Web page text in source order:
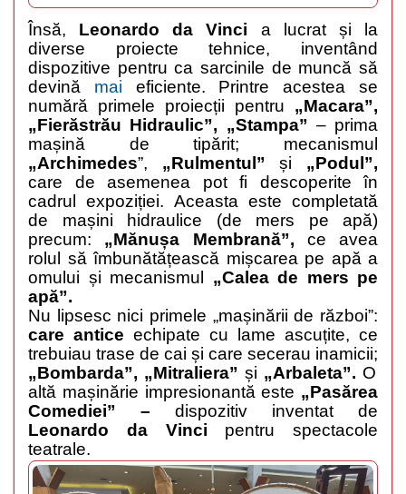
Însă, Leonardo da Vinci a lucrat și la
diverse proiecte tehnice, inventând
dispozitive pentru ca sarcinile de muncă să
devină mai eficiente. Printre acestea se
numără primele proiecții pentru „Macara”,
„Fierăstrău Hidraulic”, „Stampa” – prima
mașină de tipărit; mecanismul
„Archimedes”, „Rulmentul”și „Podul”,
care de asemenea pot fi descoperite în
cadrul expoziției. Aceasta este completată
de mașini hidraulice (de mers pe apă)
precum: „Mănușa Membrană”, ce avea
rolul să îmbunătățească mișcarea pe apă a
omului și mecanismul „Calea de mers pe
apă”.
Nu lipsesc nici primele „mașinării de război”:
care antice echipate cu lame ascuțite, ce
trebuiau trase de cai și care secerau inamicii;
„Bombarda”, „Mitraliera” și „Arbaleta”. O
altă mașinărie impresionantă este „Pasărea
Comediei” – dispozitiv inventat de
Leonardo da Vinci pentru spectacole
teatrale.